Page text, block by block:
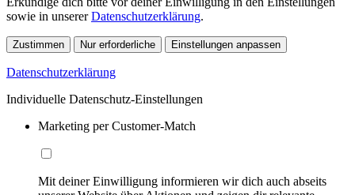
sowie in unsererDatenschutzerklärung.
Zustimmen Nur erforderliche Einstellungen anpassen
Datenschutzerklärung
Individuelle Datenschutz-Einstellungen
Marketing per Customer-Match
Mit deiner Einwilligung informieren wir dich auch abseits